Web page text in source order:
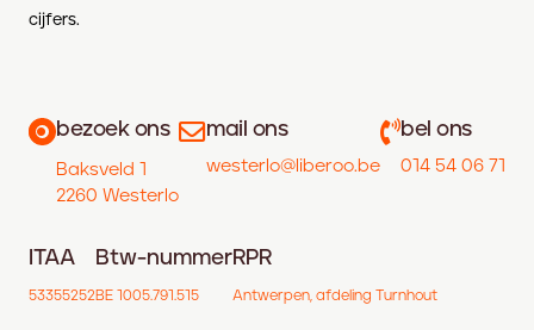
cijfers.
bezoek ons
Baksveld 1
2260 Westerlo
mail ons
westerlo@liberoo.be
bel ons
014 54 06 71
ITAA
53355252
Btw-nummer
BE 1005.791.515
RPR
Antwerpen, afdeling Turnhout